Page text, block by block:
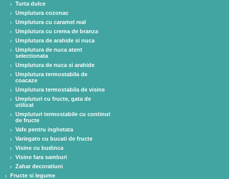
Turta dulce
Umplutura cozonac
Umplutura cu caramel real
Umplutura cu crema de branza
Umplutura de arahide si nuca
Umplutura de nuca atent
selectionata
Umplutura de nuca si arahide
Umplutura termostabila de
coacaze
Umplutura termostabila de visine
Umpluturi cu fructe, gata de
utilizat
Umpluturi termostabile cu continut
de fructe
Vafe pentru inghetata
Variegato cu bucati de fructe
Visine cu budinca
Visine fara samburi
Zahar decoratiuni
Fructe si legume